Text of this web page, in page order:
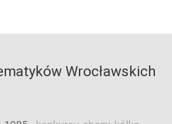
Wrocławskich